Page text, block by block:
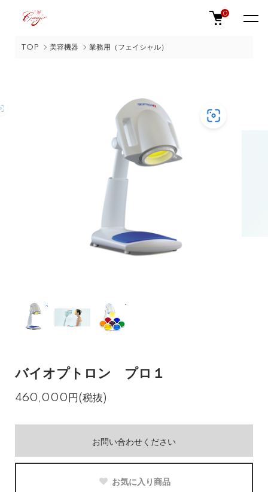
0
TOP 美容機器 業務用（フェイシャル）
バイオプトロン プロ１
460,000円(税抜)
お問い合わせください
お気に入り商品